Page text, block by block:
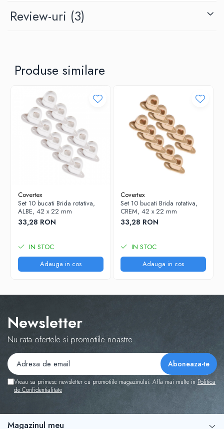
Review-uri (3)
Produse similare
Covertex
Set 10 bucati Brida rotativa,
ALBE, 42 x 22 mm
33,28 RON
IN STOC
Adauga in cos
Covertex
Set 10 bucati Brida rotativa,
CREM, 42 x 22 mm
33,28 RON
IN STOC
Adauga in cos
Newsletter
Nu rata ofertele si promotiile noastre
Vreau sa primesc newsletter cu promotiile magazinului. Afla mai multe in Politica
de Confidentialitate
Magazinul meu